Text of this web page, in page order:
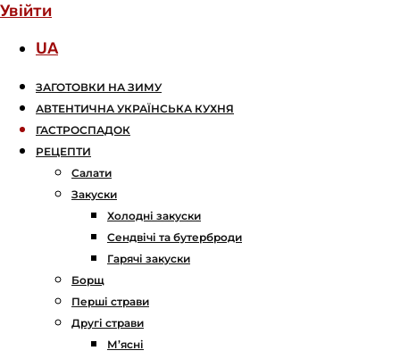
Увійти
UA
ЗАГОТОВКИ НА ЗИМУ
АВТЕНТИЧНА УКРАЇНСЬКА КУХНЯ
ГАСТРОСПАДОК
РЕЦЕПТИ
Салати
Закуски
Холодні закуски
Сендвічі та бутерброди
Гарячі закуски
Борщ
Перші страви
Другі страви
М’ясні